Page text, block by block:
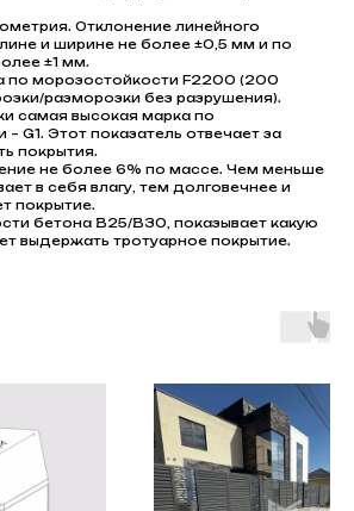
Отклонение линейного
и ширине не более ±0,5 мм и по
±1 мм.
по морозостойкости F2200 (200
разморозки без разрушения).
самая высокая марка по
– G1. Этот показатель отвечает за
покрытия.
не более 6% по массе. Чем меньше
в себя влагу, тем долговечнее и
покрытие.
бетона В25/В30, показывает какую
выдержать тротуарное покрытие.